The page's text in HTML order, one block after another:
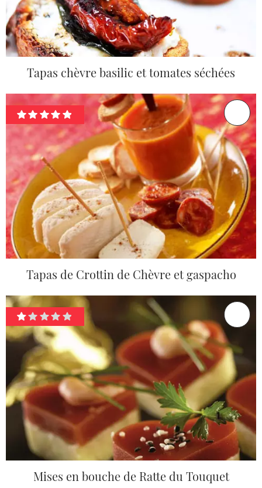
Tapas chèvre basilic et tomates séchées
Tapas de Crottin de Chèvre et gaspacho
Mises en bouche de Ratte du Touquet